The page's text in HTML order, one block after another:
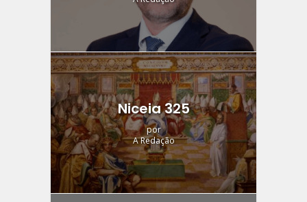
Niceia 325
por
A Redação